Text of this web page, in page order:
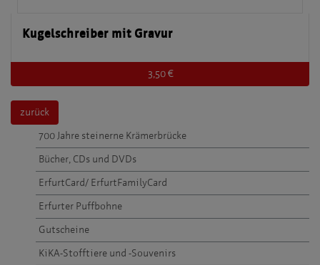
Kugelschreiber mit Gravur
3,50 €
zurück
700 Jahre steinerne Krämerbrücke
Bücher, CDs und DVDs
ErfurtCard/ ErfurtFamilyCard
Erfurter Puffbohne
Gutscheine
KiKA-Stofftiere und -Souvenirs